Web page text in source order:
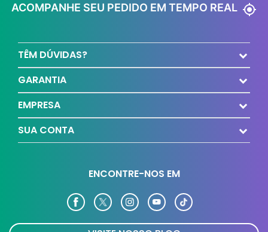
ACOMPANHE SEU PEDIDO EM TEMPO REAL my_location
TÊM DÚVIDAS?
GARANTIA
EMPRESA
SUA CONTA
ENCONTRE-NOS EM